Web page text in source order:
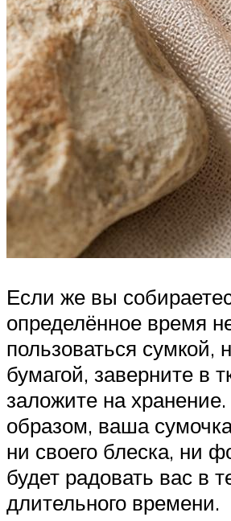
Если же вы
определённое время
пользоваться сумкой,
бумагой, заверните в
заложите на
образом, ваша
ни своего блеска, ни
будет радовать вас в
длительного времени.